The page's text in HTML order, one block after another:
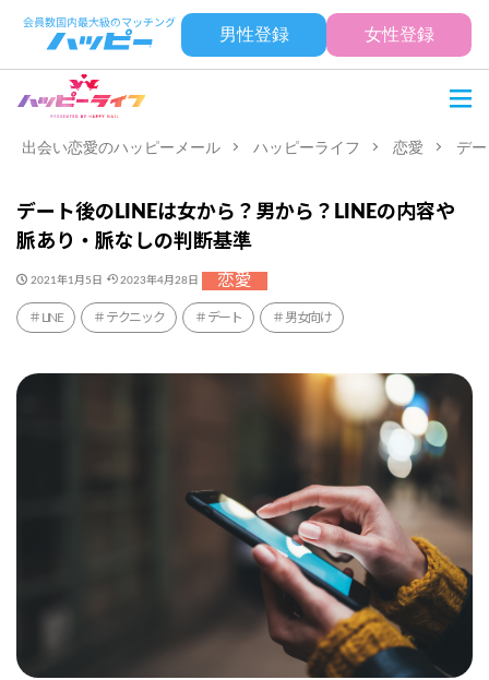
男性登録 女性登録
出会い恋愛のハッピーメール ハッピーライフ 恋愛 デ
デート後のLINEは女から？男から？LINEの内容や
脈あり・脈なしの判断基準
2021年1月5日 2023年4月28日 恋愛
LINE テクニック デート 男女向け